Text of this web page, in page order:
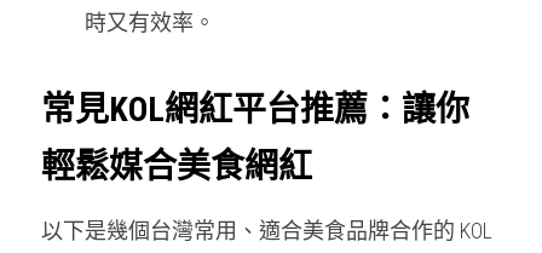
時又有效率。
常見KOL網紅平台推薦：讓你
輕鬆媒合美食網紅
以下是幾個台灣常用、適合美食品牌合作的 KOL